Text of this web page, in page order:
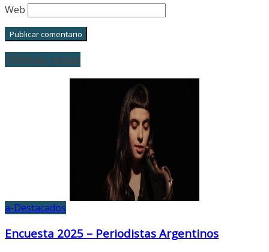
Web
Últimas notas
a-Destacados
Encuesta 2025 – Periodistas Argentinos